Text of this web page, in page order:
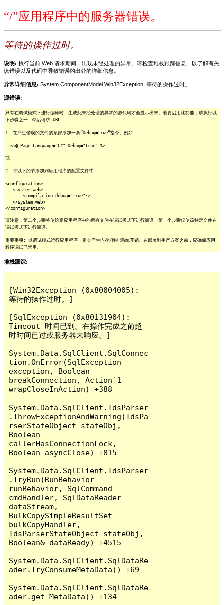
“/”应用程序中的服务器错误。
等待的操作过时。
说明: 执行当前 Web 请求期间，出现未经处理的异常。请检查堆栈跟踪信息，以了解有关
该错误以及代码中导致错误的出处的详细信息。
异常详细信息: System.ComponentModel.Win32Exception: 等待的操作过时。
源错误:
只有在调试模式下进行编译时，生成此未经处理的异常的源代码才会显示出来。若要启用此功能，请执行以
下步骤之一，然后请求 URL:
1. 在产生错误的文件的顶部添加一条“Debug=true”指令。例如:
<%@ Page Language="C#" Debug="true" %>
或:
2. 将以下的节添加到应用程序的配置文件中:
<configuration>
<system.web>
<compilation debug="true"/>
</system.web>
</configuration>
请注意，第二个步骤将使给定应用程序中的所有文件在调试模式下进行编译；第一个步骤仅使该特定文件在
调试模式下进行编译。
重要事项: 以调试模式运行应用程序一定会产生内存/性能系统开销。在部署到生产方案之前，应确保应用
程序调试已禁用。
堆栈跟踪:
[Win32Exception (0x80004005):
等待的操作过时。]
[SqlException (0x80131904):
Timeout 时间已到。在操作完成之前超
时时间已过或服务器未响应。]
System.Data.SqlClient.SqlConnec
tion.OnError(SqlException
exception, Boolean
breakConnection, Action`1
wrapCloseInAction) +388
System.Data.SqlClient.TdsParser
.ThrowExceptionAndWarning(TdsPa
rserStateObject stateObj,
Boolean
callerHasConnectionLock,
Boolean asyncClose) +815
System.Data.SqlClient.TdsParser
.TryRun(RunBehavior
runBehavior, SqlCommand
cmdHandler, SqlDataReader
dataStream,
BulkCopySimpleResultSet
bulkCopyHandler,
TdsParserStateObject stateObj,
Boolean& dataReady) +4515
System.Data.SqlClient.SqlDataRe
ader.TryConsumeMetaData() +69
System.Data.SqlClient.SqlDataRe
ader.get_MetaData() +134